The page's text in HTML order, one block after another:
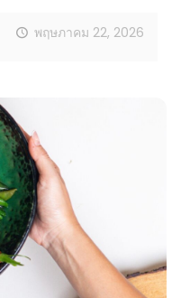
พฤษภาคม 22, 2026